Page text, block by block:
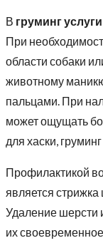
В груминг услуги
При
области собаки
животному
пальцами. При
может ощущать
для хаски,
Профилактикой
является
Удаление шерсти
их